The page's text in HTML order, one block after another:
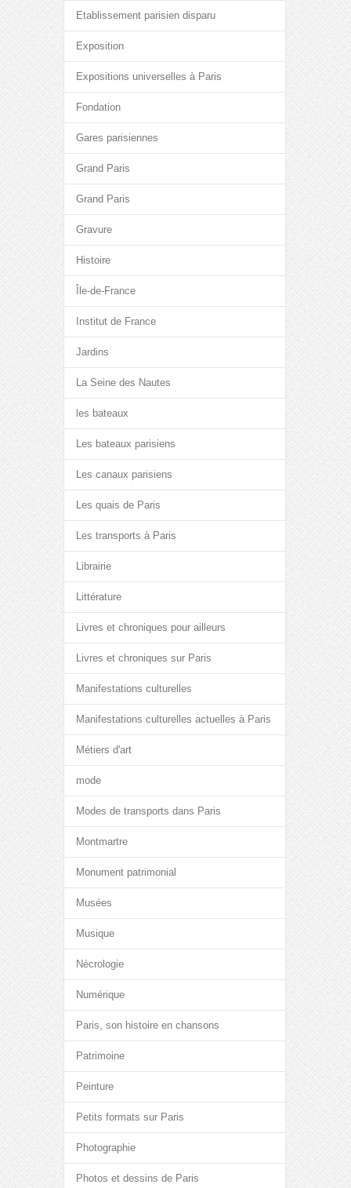
Etablissement parisien disparu
Exposition
Expositions universelles à Paris
Fondation
Gares parisiennes
Grand Paris
Grand Paris
Gravure
Histoire
Île-de-France
Institut de France
Jardins
La Seine des Nautes
les bateaux
Les bateaux parisiens
Les canaux parisiens
Les quais de Paris
Les transports à Paris
Librairie
Littérature
Livres et chroniques pour ailleurs
Livres et chroniques sur Paris
Manifestations culturelles
Manifestations culturelles actuelles à Paris
Métiers d'art
mode
Modes de transports dans Paris
Montmartre
Monument patrimonial
Musées
Musique
Nécrologie
Numérique
Paris, son histoire en chansons
Patrimoine
Peinture
Petits formats sur Paris
Photographie
Photos et dessins de Paris